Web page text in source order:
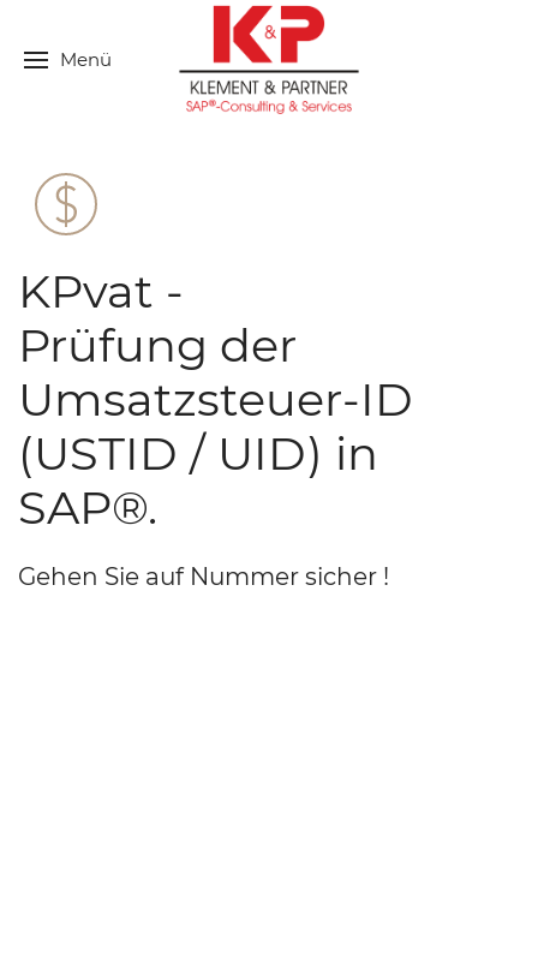
Menü
KPvat -
Prüfung der
Umsatzsteuer-ID
(USTID / UID) in
SAP®.
Gehen Sie auf Nummer sicher !